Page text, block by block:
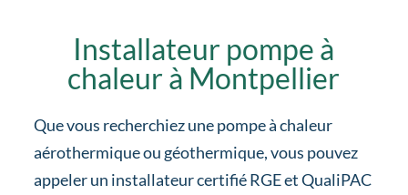
Installateur pompe à
chaleur à Montpellier
Que vous recherchiez une pompe à chaleur
aérothermique ou géothermique, vous pouvez
appeler un installateur certifié RGE et QualiPAC